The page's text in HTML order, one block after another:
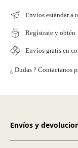
Envíos estándar a
Regístrate y obtén
Envíos gratis en
¿ Dudas ? Contactanos
Envíos y